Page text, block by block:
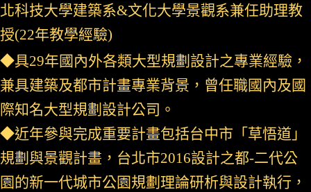
北科技大學建築系&文化大學景觀系兼任助理教
授(22年教學經驗)
◆具29年國內外各類大型規劃設計之專業經驗，
兼具建築及都市計畫專業背景，曾任職國內及國
際知名大型規劃設計公司。
◆近年參與完成重要計畫包括台中市「草悟道」
規劃與景觀計畫，台北市2016設計之都-二代公
園的新一代城市公園規劃理論研析與設計執行，